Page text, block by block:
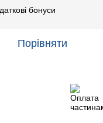
бонуси
Порівняти